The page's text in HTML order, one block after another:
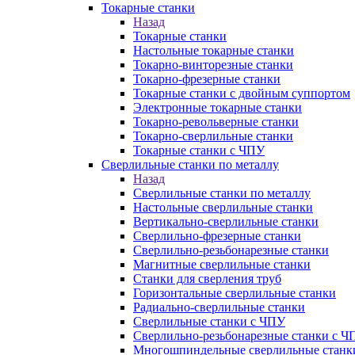
Токарные станки
Назад
Токарные станки
Настольные токарные станки
Токарно-винторезные станки
Токарно-фрезерные станки
Токарные станки с двойным суппортом
Электронные токарные станки
Токарно-револьверные станки
Токарно-сверлильные станки
Токарные станки с ЧПУ
Сверлильные станки по металлу
Назад
Сверлильные станки по металлу
Настольные сверлильные станки
Вертикально-сверлильные станки
Сверлильно-фрезерные станки
Сверлильно-резьбонарезные станки
Магнитные сверлильные станки
Станки для сверления труб
Горизонтальные сверлильные станки
Радиально-сверлильные станки
Сверлильные станки с ЧПУ
Сверлильно-резьбонарезные станки с
Многошпиндельные сверлильные